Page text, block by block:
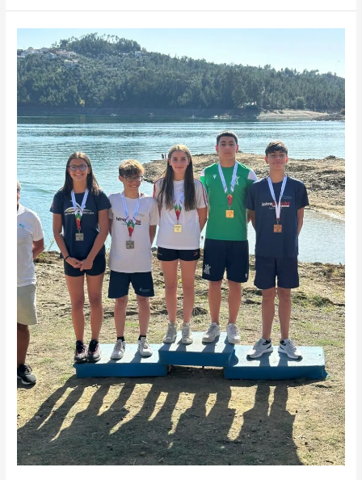
Abertas:
Fluvialistas
no
pódio
na
Travessia
dos
Templários;
Tiago
Canelas
vencedor
Circuito
Nacional